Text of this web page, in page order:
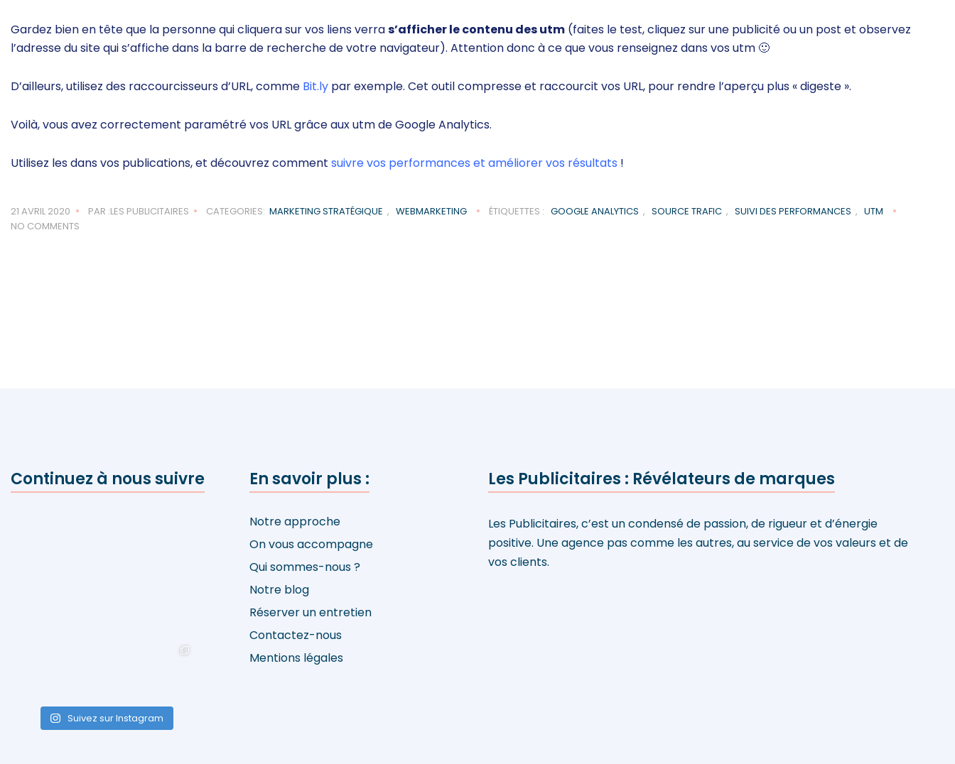
Gardez bien en tête que la personne qui cliquera sur vos liens verras’afficher le contenu des utm (faites le test, cliquez sur une publicité ou un post et observez
l’adresse du site qui s’affiche dans la barre de recherche de votre navigateur). Attention donc à ce que vous renseignez dans vos utm 🙂
D’ailleurs, utilisez des raccourcisseurs d’URL, comme Bit.ly par exemple. Cet outil compresse et raccourcit vos URL, pour rendre l’aperçu plus « digeste ».
Voilà, vous avez correctement paramétré vos URL grâce aux utm de Google Analytics.
Utilisez les dans vos publications, et découvrez comment suivre vos performances et améliorer vos résultats !
21 AVRIL 2020 PAR :LES PUBLICITAIRES CATEGORIES: MARKETING STRATÉGIQUE , WEBMARKETING ÉTIQUETTES : GOOGLE ANALYTICS , SOURCE TRAFIC , SUIVI DES PERFORMANCES , UTM
NO COMMENTS
Continuez à nous suivre
Suivez sur Instagram
En savoir plus :
Notre approche
On vous accompagne
Qui sommes-nous ?
Notre blog
Réserver un entretien
Contactez-nous
Mentions légales
Les Publicitaires : Révélateurs de marques
Les Publicitaires, c’est un condensé de passion, de rigueur et d’énergie
positive. Une agence pas comme les autres, au service de vos valeurs et de
vos clients.